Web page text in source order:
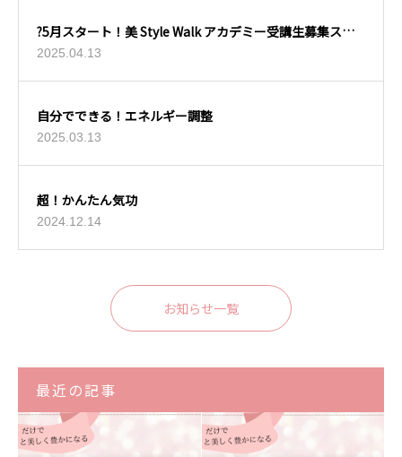
?5月スタート！美 Style Walk アカデミー受講生募集スタ
ート?
2025.04.13
自分でできる！エネルギー調整
2025.03.13
超！かんたん気功
2024.12.14
お知らせ一覧
最近の記事